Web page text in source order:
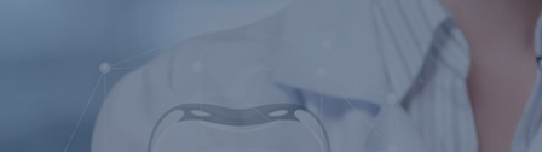
Private Haftpflichtversicherung
Kombiversicherung
Grippe: Symptome & Behandlung
Übelkeit: Ursachen & Behandlung